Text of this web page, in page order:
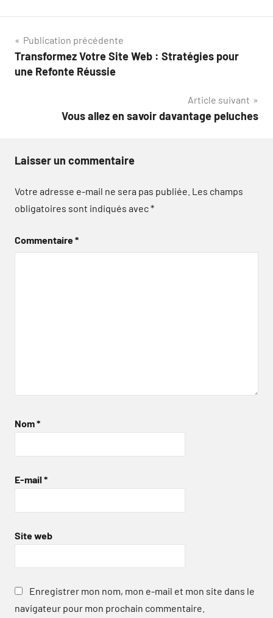
Navigation
de
Publication précédente
Transformez Votre Site Web : Stratégies pour
une Refonte Réussie
Article suivant
Vous allez en savoir davantage peluches
Laisser un commentaire
Votre adresse e-mail ne sera pas publiée. Les champs
obligatoires sont indiqués avec*
Commentaire*
Nom*
E-mail *
Site web
Enregistrer mon nom, mon e-mail et mon site dans le
navigateur pour mon prochain commentaire.